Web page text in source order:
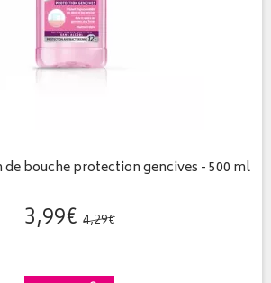
bouche protection gencives - 500 ml
3,99€ 4,29€